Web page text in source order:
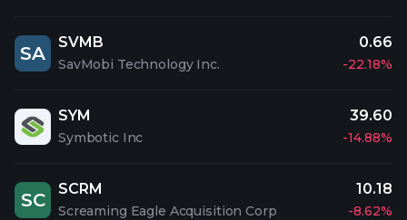
SA
SVMB
SavMobi Technology Inc.
0.66
-22.18%
SYM
Symbotic Inc
39.60
-14.88%
SC
SCRM
Screaming Eagle Acquisition Corp
10.18
-8.62%